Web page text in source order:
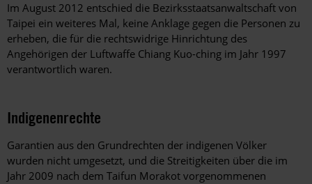
Im August 2012 entschied die Bezirksstaatsanwaltschaft von
Taipei ein weiteres Mal, keine Anklage gegen die Personen zu
erheben, die für die rechtswidrige Hinrichtung des
Angehörigen der Luftwaffe Chiang Kuo-ching im Jahr 1997
verantwortlich waren.
Indigenenrechte
Garantien aus den Grundrechten der indigenen Völker
wurden nicht umgesetzt, und die Streitigkeiten über die im
Jahr 2009 nach dem Taifun Morakot vorgenommenen